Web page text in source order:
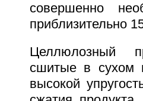
совершенно
приблизительно
Целлюлозный
сшитые в сухом
высокой